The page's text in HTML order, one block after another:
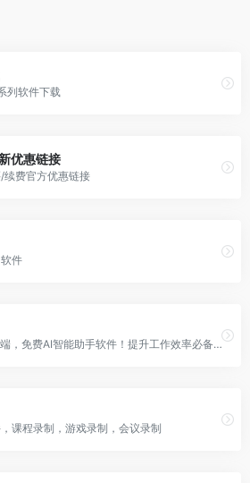
列软件下载
优惠链接
续费官方优惠链接
件
豆包AI电脑版客户端，免费AI智能助手软件！提升工作效率必备！AI搜索、云盘、图像处理、翻译、代码编写等
课程录制，游戏录制，会议录制